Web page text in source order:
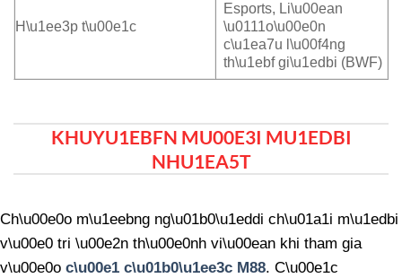
H\u1ee3p t\u00e1c
Esports, Li\u00ean
\u0111o\u00e0n
c\u1ea7u l\u00f4ng
th\u1ebf gi\u1edbi (BWF)
KHUYU1EBFN MU00E3I MU1EDBI
NHU1EA5T
Ch\u00e0o m\u1eebng ng\u01b0\u1eddi ch\u01a1i m\u1edbi
v\u00e0 tri \u00e2n th\u00e0nh vi\u00ean khi tham gia
v\u00e0o c\u00e1 c\u01b0\u1ee3c M88. C\u00e1c